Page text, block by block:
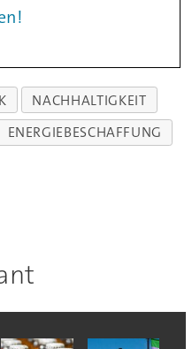
NACHHALTIGKEIT
ENERGIEBESCHAFFUNG